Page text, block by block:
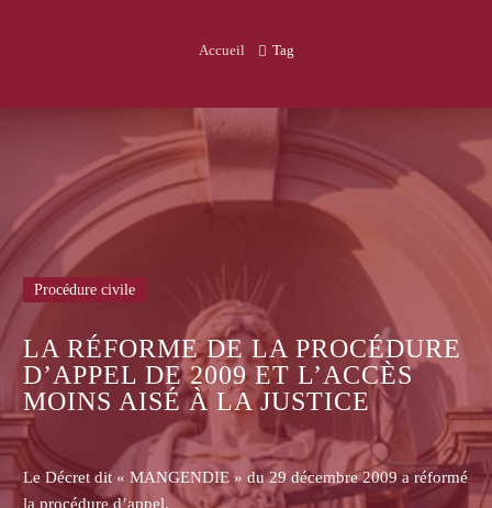
Accueil Tag
a réformé
Procédure civile
LE TRIBUNAL
GRASSE